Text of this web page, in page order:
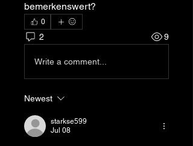
bemerkenswert?
0
2 9
Write a comment...
Newest
starkse599
Jul 08